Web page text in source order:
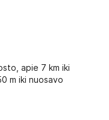
apie 7 km iki
m iki nuosavo